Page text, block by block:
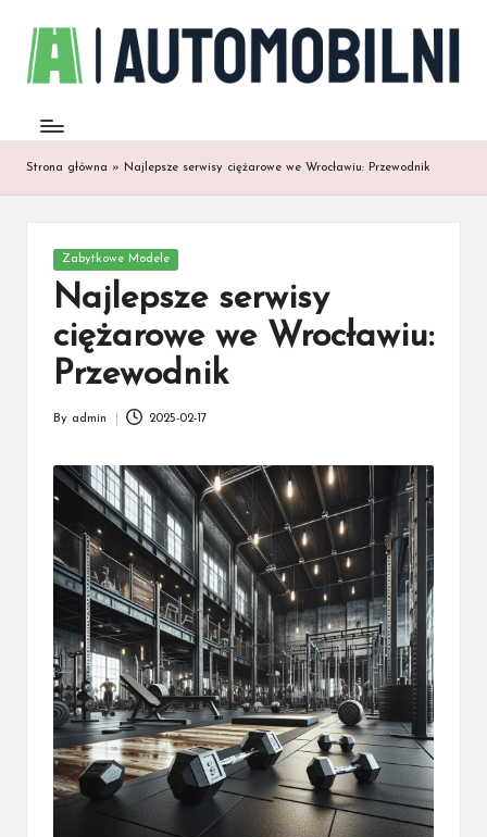
Strona główna » Najlepsze serwisy ciężarowe we Wrocławiu: Przewodnik
Posted
in
Zabytkowe Modele
Najlepsze serwisy
ciężarowe we Wrocławiu:
Przewodnik
By admin 2025-02-17